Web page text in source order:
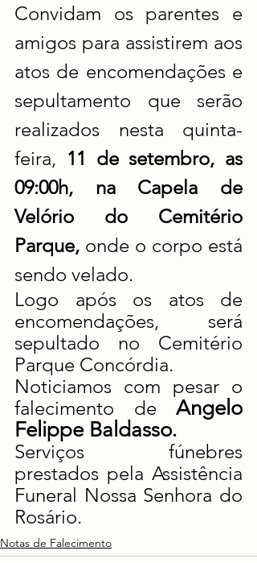
Convidam os parentes e
amigos para assistirem aos
atos de encomendações e
sepultamento que serão
realizados nesta quinta-
feira, 11 de setembro, as
09:00h, na Capela de
Velório do Cemitério
Parque, onde o corpo está
sendo velado.
Logo após os atos de
encomendações, será
sepultado no Cemitério
Parque Concórdia.
Noticiamos com pesar o
falecimento de Angelo
Felippe Baldasso.
Serviços fúnebres
prestados pela Assistência
Funeral Nossa Senhora do
Rosário.
Notas de Falecimento